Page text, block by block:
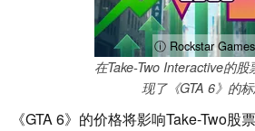
ⓘ Rockstar
在Take-Two Interactive的股
现了《GTA 6》的
《GTA 6》的价格将影响Take-Two股